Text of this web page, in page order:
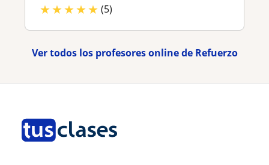
★★★★★ (5)
Ver todos los profesores online de Refuerzo